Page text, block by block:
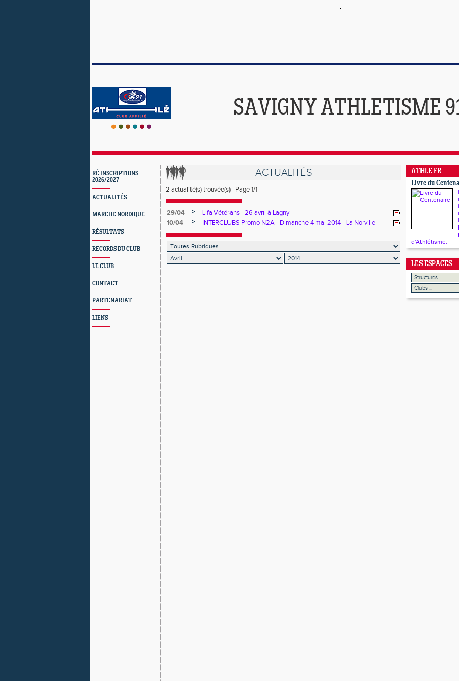
SAVIGNY ATHLETISME
RÉ INSCRIPTIONS
2026/2027
ACTUALITÉS
MARCHE NORDIQUE
RÉSULTATS
RECORDS DU CLUB
LE CLUB
CONTACT
PARTENARIAT
LIENS
ACTUALITÉS
2 actualité(s) trouvée(s) | Page 1/1
29/04 >
Lifa Vétérans - 26 avril à Lagny
10/04
> INTERCLUBS Promo N2A - Dimanche 4 mai 2014 - La Norville
ATHLE.FR
Livre du
d'Athlétisme.
LES ESPACES